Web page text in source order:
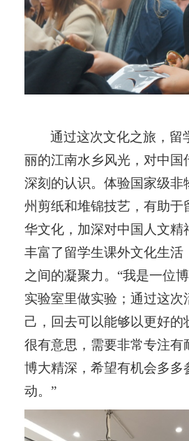
通过这次文化之旅，留
丽的江南水乡风光，对中国
深刻的认识。体验国家级非
州剪纸和堆锦技艺，有助于
华文化，加深对中国人文精
丰富了留学生课外文化生活
之间的凝聚力。 “我是一位
实验室里做实验；通过这次
己，回去可以能够以更好的
很有意思，需要非常专注有
博大精深，希望有机会多多
动。 ”